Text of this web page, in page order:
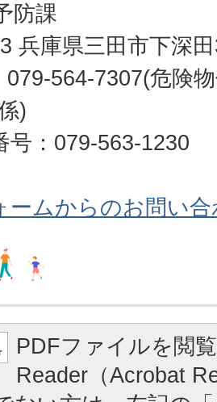
防課
兵庫県三田市下深
079-564-7307(危険
)
号：079-563-1230
ームからのお問い
PDFファイルを閲
Reader（Acrobat